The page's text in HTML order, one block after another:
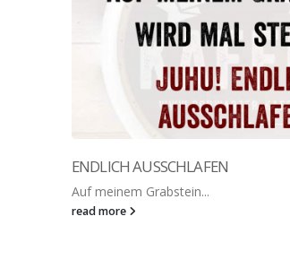
ENDLICH AUSSCHLAFEN
Auf meinem Grabstein...
read more